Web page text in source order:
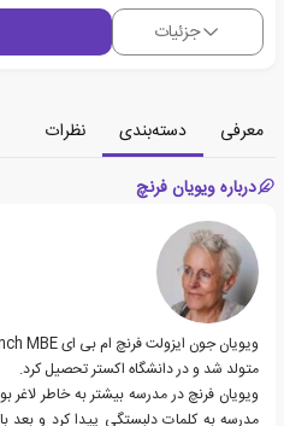
جزئیات
معرفی دسته‌بندی
نظرات
درباره ویویان فرنچ
متولد شد و در دانشگاه اکستر تحصیل کرد.
ویویان فرنچ در مدرسه بیشتر به خاطر
مدرسه به کلمات دلبستگی پیدا کرد و